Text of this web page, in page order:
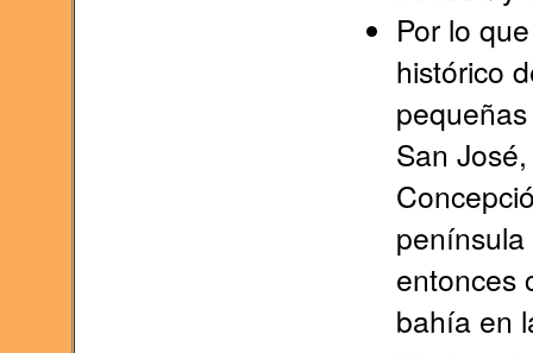
Por lo
histórico
San
entonces
bahía en